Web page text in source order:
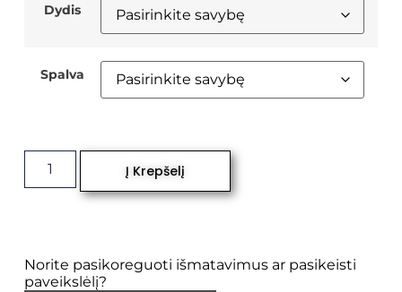
Dydis
Spalva
Į Krepšelį
Norite pasikoreguoti išmatavimus ar pasikeisti
paveikslėlį?